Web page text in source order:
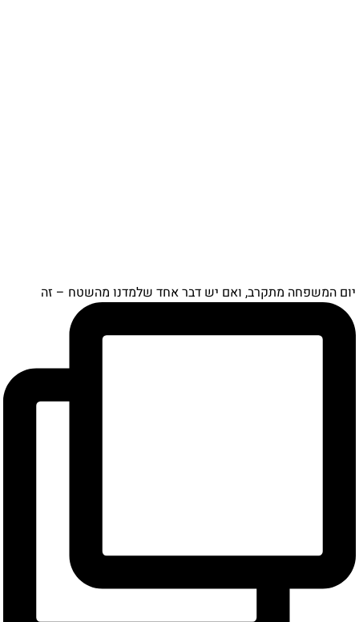
המשפחה מתקרב, ואם יש דבר אחד שלמדנו מהשטח – זה